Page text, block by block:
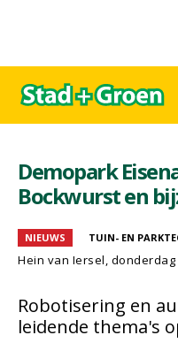
Demopark
Bockwurst en
NIEUWS TUIN- EN
Hein van Iersel, donderdag
Robotisering en
leidende thema's